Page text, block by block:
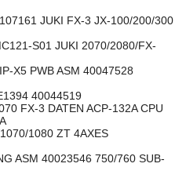
JUKI FX-3 JX-100/200/300
S01 JUKI 2070/2080/FX-
X5 PWB ASM 40047528
40044519
FX-3 DATEN ACP-132A CPU
1080 ZT 4AXES
ASM 40023546 750/760 SUB-